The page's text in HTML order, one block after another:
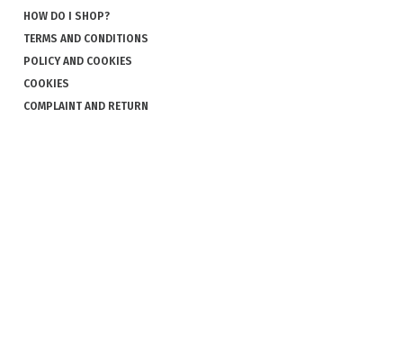
HOW DO I SHOP?
TERMS AND CONDITIONS
POLICY AND COOKIES
COOKIES
COMPLAINT AND RETURN